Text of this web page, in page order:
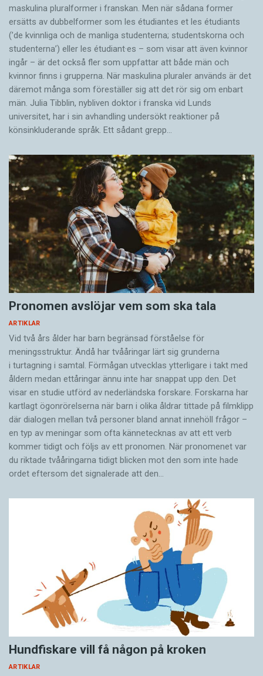
maskulina pluralformer i franskan. Men när sådana ­former
ersätts av dubbel­former som les étudiantes et les étudiants
(’de kvinnliga och de manliga studenterna; studentskorna och
studenterna’) eller les étudiant·es – som visar att även kvinnor
ingår – är det också fler som uppfattar att både män och
kvinnor finns i grupperna. När maskulina pluraler används är det
där­emot många som föreställer sig att det rör sig om enbart
män. Julia Tibblin, nybliven doktor i franska vid Lunds
universitet, har i sin avhandling undersökt reaktioner på
könsinkluderande språk. Ett sådant grepp…
Pronomen avslöjar vem som ska tala
ARTIKLAR
Vid två års ålder har barn begränsad förståelse för
meningsstruktur. Ändå har tvååringar lärt sig grunderna
i turtagning i samtal. Förmågan utvecklas ytterligare i takt med
åldern medan ettåringar ännu inte har snappat upp den. Det
visar en studie utförd av nederländska forskare. Forskarna har
kartlagt ögonrörelserna när barn i olika åldrar tittade på filmklipp
där dialogen mellan två personer bland annat innehöll frågor –
en typ av meningar som ofta kännetecknas av att ett verb
kommer tidigt och följs av ett pronomen. När pronomenet var
du riktade tvååringarna tidigt blicken mot den som inte hade
ordet eftersom det ­signalerade att den…
Hundfiskare vill få någon på kroken
ARTIKLAR